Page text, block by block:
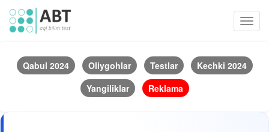
Qabul 2024 Oliygohlar Testlar
Kechki 2024
Yangiliklar
Reklama